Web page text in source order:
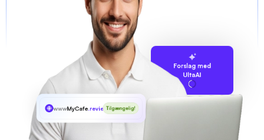
Forslag med
UltaAI
wwwMyCafe.reviewsTilgængelig!